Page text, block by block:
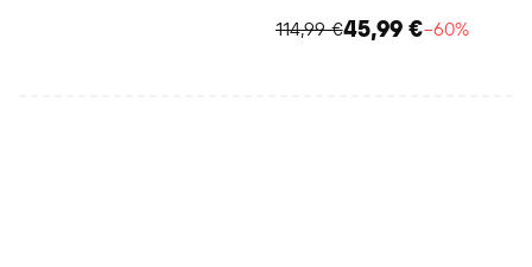
114,99 €45,99 €−60%